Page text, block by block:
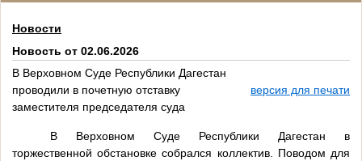
Новости
Новость от 02.06.2026
В Верховном Суде Республики Дагестан
проводили в почетную отставку
заместителя председателя суда
версия для печати
В Верховном Суде Республики Дагестан в
торжественной обстановке собрался коллектив. Поводом для